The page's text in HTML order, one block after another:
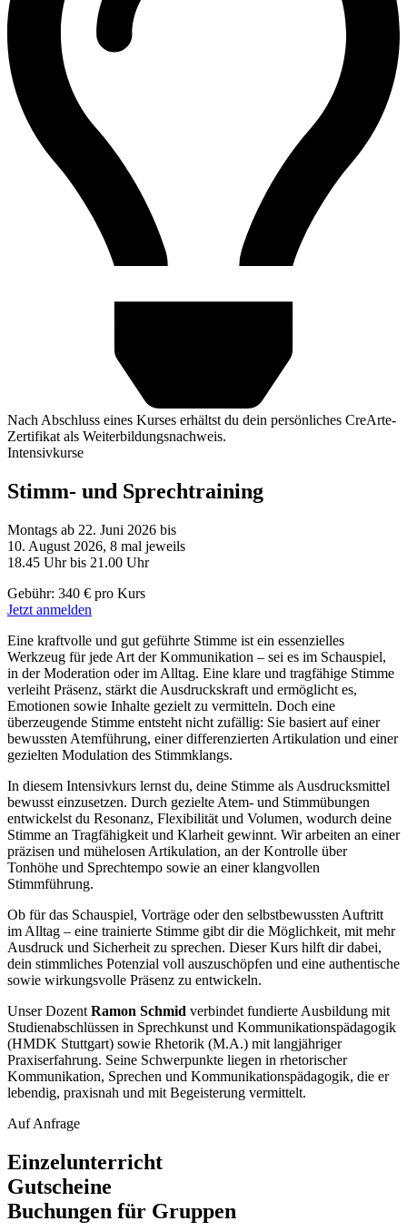
Nach Abschluss eines Kurses erhältst du dein persönliches CreArte-
Zertifikat als Weiterbildungsnachweis.
Intensivkurse
Stimm- und Sprechtraining
Montags ab 22. Juni 2026 bis
10. August 2026, 8 mal jeweils
18.45 Uhr bis 21.00 Uhr
Gebühr: 340 € pro Kurs
Jetzt anmelden
Eine kraftvolle und gut geführte Stimme ist ein essenzielles
Werkzeug für jede Art der Kommunikation – sei es im Schauspiel,
in der Moderation oder im Alltag. Eine klare und tragfähige Stimme
verleiht Präsenz, stärkt die Ausdruckskraft und ermöglicht es,
Emotionen sowie Inhalte gezielt zu vermitteln. Doch eine
überzeugende Stimme entsteht nicht zufällig: Sie basiert auf einer
bewussten Atemführung, einer differenzierten Artikulation und einer
gezielten Modulation des Stimmklangs.
In diesem Intensivkurs lernst du, deine Stimme als Ausdrucksmittel
bewusst einzusetzen. Durch gezielte Atem- und Stimmübungen
entwickelst du Resonanz, Flexibilität und Volumen, wodurch deine
Stimme an Tragfähigkeit und Klarheit gewinnt. Wir arbeiten an einer
präzisen und mühelosen Artikulation, an der Kontrolle über
Tonhöhe und Sprechtempo sowie an einer klangvollen
Stimmführung.
Ob für das Schauspiel, Vorträge oder den selbstbewussten Auftritt
im Alltag – eine trainierte Stimme gibt dir die Möglichkeit, mit mehr
Ausdruck und Sicherheit zu sprechen. Dieser Kurs hilft dir dabei,
dein stimmliches Potenzial voll auszuschöpfen und eine authentische
sowie wirkungsvolle Präsenz zu entwickeln.
Unser Dozent Ramon Schmid verbindet fundierte Ausbildung mit
Studienabschlüssen in Sprechkunst und Kommunikationspädagogik
(HMDK Stuttgart) sowie Rhetorik (M.A.) mit langjähriger
Praxiserfahrung. Seine Schwerpunkte liegen in rhetorischer
Kommunikation, Sprechen und Kommunikationspädagogik, die er
lebendig, praxisnah und mit Begeisterung vermittelt.
Auf Anfrage
Einzelunterricht
Gutscheine
Buchungen für Gruppen